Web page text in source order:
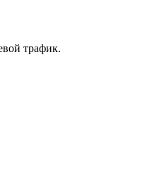
трафик.